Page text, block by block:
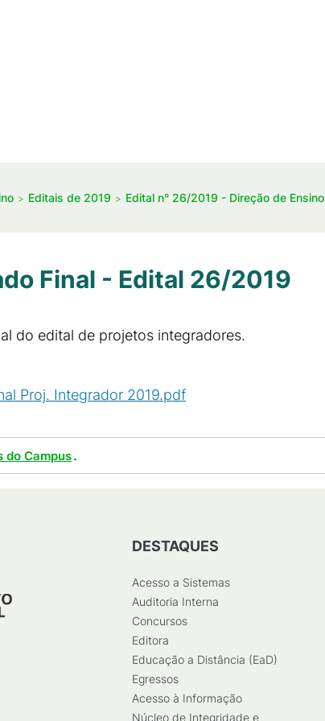
Editais de 2019 Edital n° 26/2019 - Direção de Ensino
Final - Edital 26/2019
do edital de projetos integradores.
Proj. Integrador 2019.pdf
do Campus.
DESTAQUES
Acesso a Sistemas
Auditoria Interna
Concursos
Editora
Educação a Distância (EaD)
Egressos
Acesso à Informação
Núcleo de Integridade e